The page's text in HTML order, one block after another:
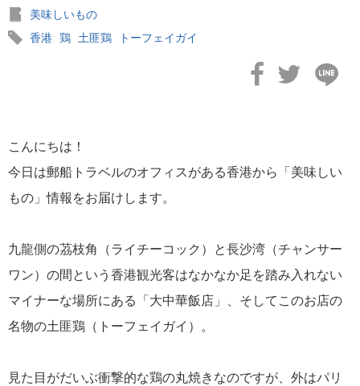
美味しいもの
香港 鶏 土匪鶏 トーフェイガイ
こんにちは！
今日は郵船トラベルのオフィスがある香港から「美味しい
もの」情報をお届けします。
九龍側の茘枝角（ライチーコック）と長沙湾（チャンサー
ワン）の間という香港観光客はなかなか足を踏み入れない
マイナーな場所にある「大中華飯店」、そしてこのお店の
名物の土匪鶏（トーフェイガイ）。
見た目がだいぶ衝撃的な鶏の丸焼きなのですが、外はパリ
黒壁スクエアと由緒正しき近江牛
若狭塗箸・箸の世界シェアは？
2021年02月20日
若狭から京都へ～鯖街道の贈り物～